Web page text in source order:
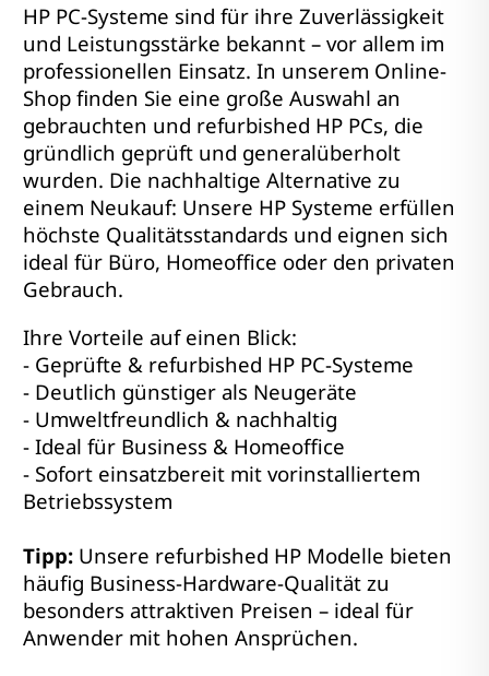
HP PC-Systeme sind für ihre Zuverlässigkeit
und Leistungsstärke bekannt – vor allem im
professionellen Einsatz. In unserem Online-
Shop finden Sie eine große Auswahl an
gebrauchten und refurbished HP PCs, die
gründlich geprüft und generalüberholt
wurden. Die nachhaltige Alternative zu
einem Neukauf: Unsere HP Systeme erfüllen
höchste Qualitätsstandards und eignen sich
ideal für Büro, Homeoffice oder den privaten
Gebrauch.
Ihre Vorteile auf einen Blick:
- Geprüfte & refurbished HP PC-Systeme
- Deutlich günstiger als Neugeräte
- Umweltfreundlich & nachhaltig
- Ideal für Business & Homeoffice
- Sofort einsatzbereit mit vorinstalliertem
Betriebssystem
Tipp: Unsere refurbished HP Modelle bieten
häufig Business-Hardware-Qualität zu
besonders attraktiven Preisen – ideal für
Anwender mit hohen Ansprüchen.